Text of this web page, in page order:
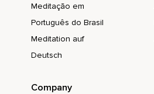
Meditação em
Português do Brasil
Meditation auf
Deutsch
Company